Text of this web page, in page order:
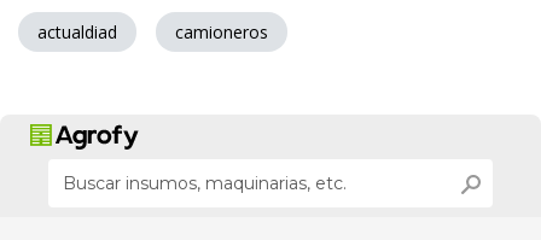
actualdiad camioneros